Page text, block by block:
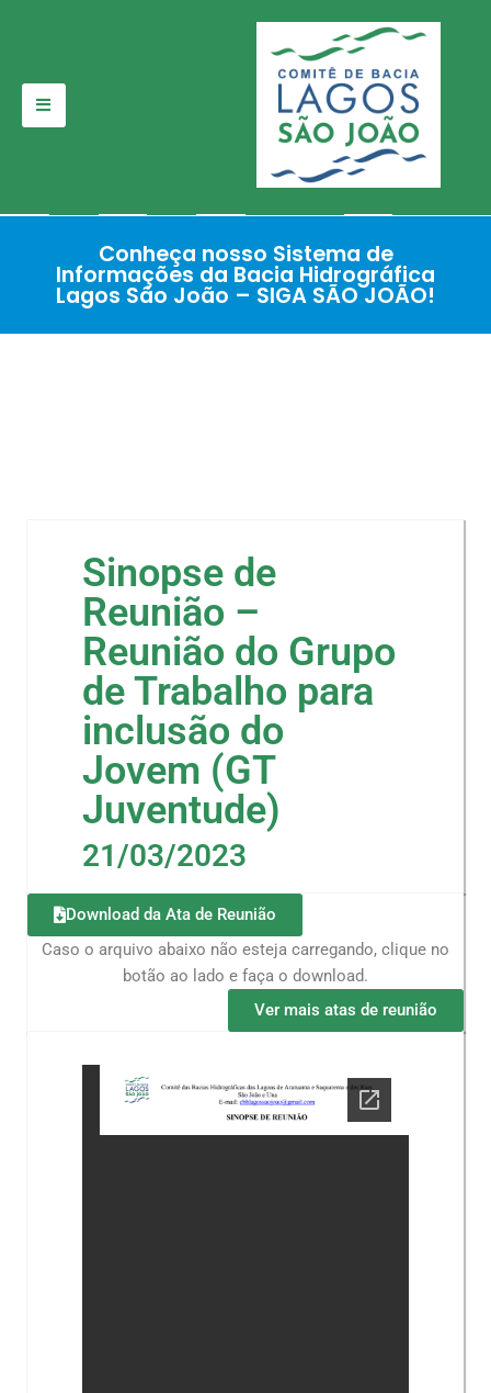
para
Conheça nosso Sistema de
Informações da Bacia Hidrográfica
Lagos São João – SIGA SÃO JOÃO!
Sinopse de
Reunião –
Reunião do Grupo
de Trabalho para
inclusão do
Jovem (GT
Juventude)
21/03/2023
Download da Ata de Reunião
Caso o arquivo abaixo não esteja carregando, clique no
botão ao lado e faça o download.
Ver mais atas de reunião